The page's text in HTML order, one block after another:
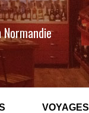
VOYAGES